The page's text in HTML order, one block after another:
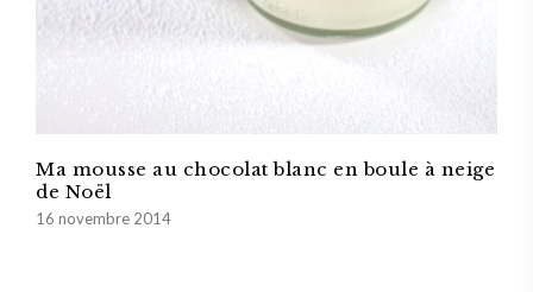
Ma mousse au chocolat blanc en boule à neige
de Noël
16 novembre 2014